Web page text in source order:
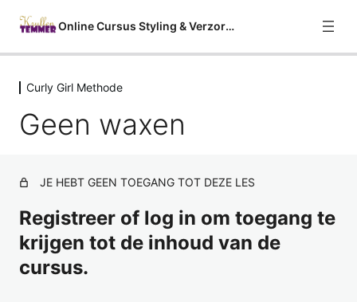
Online Cursus Styling & Verzorging
Welkom
2 lessen
Curly Girl Methode
Geen siliconen
Geen uitdrogende alcohol
Curly Girl Methode
Geen waxen
JE HEBT GEEN TOEGANG TOT DEZE LES
Registreer of log in om toegang te
krijgen tot de inhoud van de
cursus.